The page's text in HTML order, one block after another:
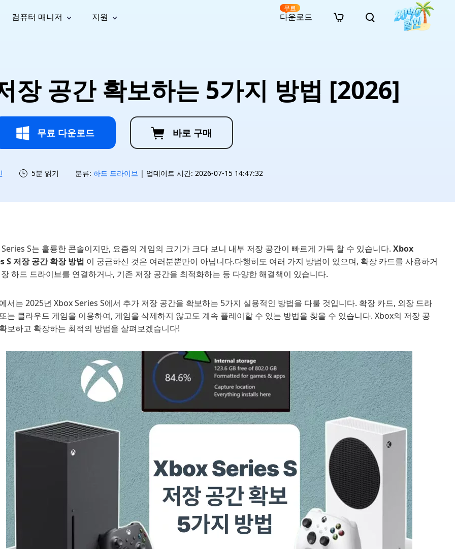
데이터 복구
메시지 복구
LINE 데이터 복구
백업 없이 LINE 채팅 복구
· USB 복구
· 파티션 복구
· 한글 파일 복구
· 오피스 파일 복구
· 사진 복구
복구
구
구
영상 화
질 높이
사진 화
질 높이
기
온라인 사진 복구
온라인 문서 복구
· 시네마틱 AI 이미지 프롬프트
· 애니메이션 실사 변환 프롬프트
컴퓨터 매니저
색 및 삭제
Cleamio
브랜드 리뉴얼
및 정밀 클린
Windows DLL 오류 수정
Email Repair
손상된 PST/OST 파일 복구
· 하드 디스크 복사
· 중복 파일 찾기 (Mac)
· C 드라이브 확장
· 디스크 공간 확보 (Win)
· MBR GPT 변환
· Mac 저장 공간 최적화
지원
드 센터
가이드
결 방법
다운로드
무료
장 공간 확보하는 5가지 방법 [2026]
무료 다운로드 바로 구매
5분 읽기 분류: 하드 드라이브 | 업데이트 시간: 2026-07-15 14:47:32
S는 훌륭한 콘솔이지만, 요즘의 게임의 크기가 크다 보니 내부 저장 공간이 빠르게 가득 찰 수 있습니다. Xbox
S 저장 공간 확장 방법 이 궁금하신 것은 여러분뿐만이 아닙니다.다행히도 여러 가지 방법이 있으며, 확장 카드를 사용하거
하드 드라이브를 연결하거나, 기존 저장 공간을 최적화하는 등 다양한 해결책이 있습니다.
서는 2025년 Xbox Series S에서 추가 저장 공간을 확보하는 5가지 실용적인 방법을 다룰 것입니다. 확장 카드, 외장 드라
는 클라우드 게임을 이용하여, 게임을 삭제하지 않고도 계속 플레이할 수 있는 방법을 찾을 수 있습니다. Xbox의 저장 공
보하고 확장하는 최적의 방법을 살펴보겠습니다!